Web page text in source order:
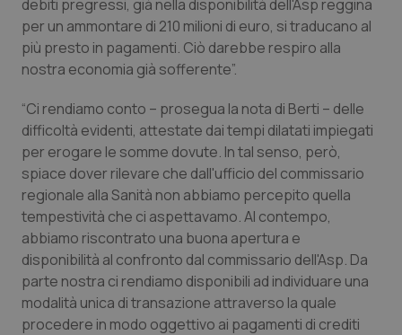
Molise
Provincia Autonoma di Bolzano
Provincia Autonoma di Trento
Puglia
Sardegna
Sicilia
Epatiti
Infezioni & Febbre
Ipertensione & Scompenso
Malattie rare
Malattia di Crohn & Rettocolite Ulcerosa
Neuroscienze & patologie neurodegenerative
debiti pregressi, già nella disponibilità dell'Asp reggina
per un ammontare di 210 milioni di euro, si traducano al
più presto in pagamenti. Ciò darebbe respiro alla
nostra economia già sofferente”.
“Ci rendiamo conto – prosegua la nota di Berti – delle
difficoltà evidenti, attestate dai tempi dilatati impiegati
per erogare le somme dovute. In tal senso, però,
spiace dover rilevare che dall'ufficio del commissario
regionale alla Sanità non abbiamo percepito quella
tempestività che ci aspettavamo. Al contempo,
abbiamo riscontrato una buona apertura e
disponibilità al confronto dal commissario dell'Asp. Da
parte nostra ci rendiamo disponibili ad individuare una
modalità unica di transazione attraverso la quale
procedere in modo oggettivo ai pagamenti di crediti